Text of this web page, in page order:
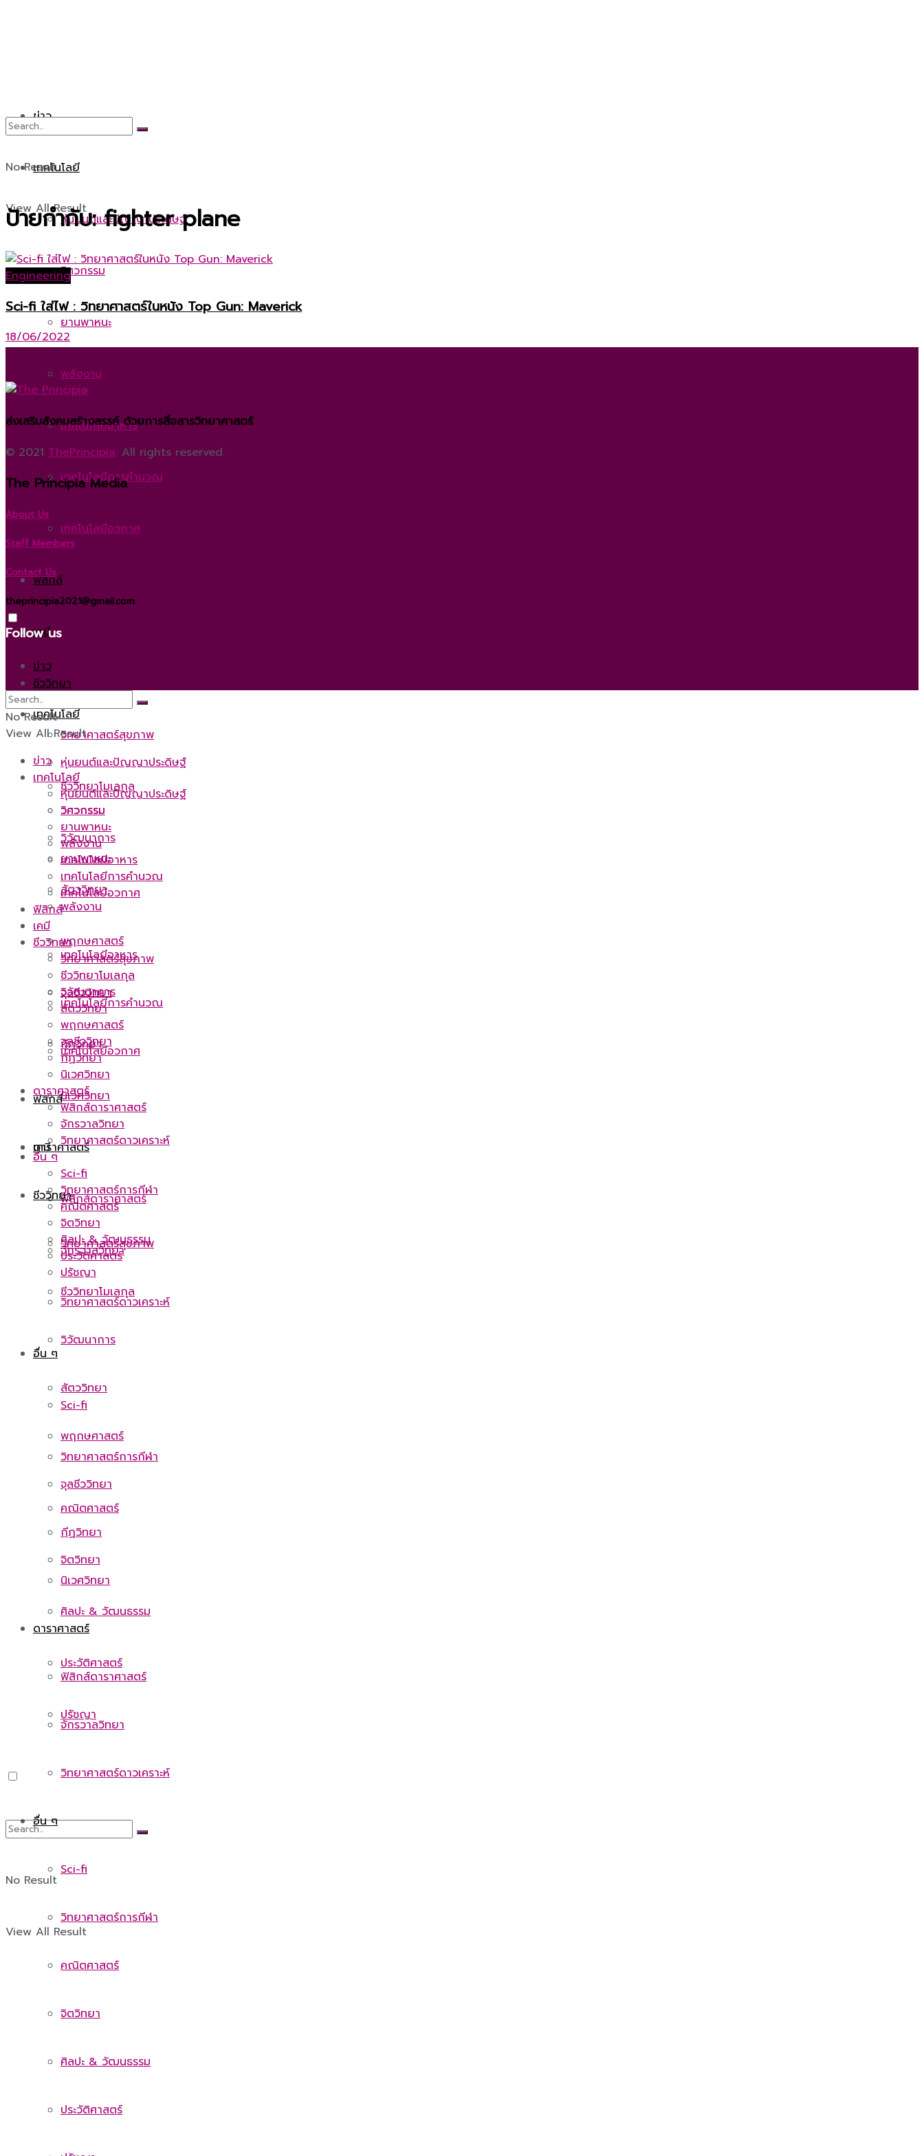
ข่าว
เทคโนโลยี
หุ่นยนต์และปัญญาประดิษฐ์
วิศวกรรม
ยานพาหนะ
พลังงาน
เทคโนโลยีอาหาร
เทคโนโลยีการคำนวณ
เทคโนโลยีอวกาศ
ฟิสิกส์
เคมี
ชีววิทยา
วิทยาศาสตร์สุขภาพ
ชีววิทยาโมเลกุล
วิวัฒนาการ
สัตววิทยา
พฤกษศาสตร์
จุลชีววิทยา
กีฏวิทยา
นิเวศวิทยา
ดาราศาสตร์
ฟิสิกส์ดาราศาสตร์
จักรวาลวิทยา
วิทยาศาสตร์ดาวเคราะห์
อื่น ๆ
Sci-fi
วิทยาศาสตร์การกีฬา
คณิตศาสตร์
จิตวิทยา
ศิลปะ & วัฒนธรรม
ประวัติศาสตร์
ปรัชญา
No Result
View All Result
ข่าว
เทคโนโลยี
หุ่นยนต์และปัญญาประดิษฐ์
วิศวกรรม
ยานพาหนะ
พลังงาน
เทคโนโลยีอาหาร
เทคโนโลยีการคำนวณ
เทคโนโลยีอวกาศ
ฟิสิกส์
เคมี
ชีววิทยา
วิทยาศาสตร์สุขภาพ
ชีววิทยาโมเลกุล
วิวัฒนาการ
สัตววิทยา
พฤกษศาสตร์
จุลชีววิทยา
กีฏวิทยา
นิเวศวิทยา
ดาราศาสตร์
ฟิสิกส์ดาราศาสตร์
จักรวาลวิทยา
วิทยาศาสตร์ดาวเคราะห์
อื่น ๆ
Sci-fi
วิทยาศาสตร์การกีฬา
คณิตศาสตร์
จิตวิทยา
ศิลปะ & วัฒนธรรม
ประวัติศาสตร์
No Result
View All Result
ป้ายกำกับ:fighter plane
Engineering
Sci-fi ใส่ไฟ : วิทยาศาสตร์ในหนัง Top Gun: Maverick
18/06/2022
ส่งเสริมสังคมสร้างสรรค์ ด้วยการสื่อสารวิทยาศาสตร์
© 2021 ThePrincipia. All rights reserved.
The Principia Media
About Us
Staff Members
Contact Us
theprincipia2021@gmail.com
Follow us
No Result
View All Result
ข่าว
เทคโนโลยี
หุ่นยนต์และปัญญาประดิษฐ์
วิศวกรรม
ยานพาหนะ
พลังงาน
เทคโนโลยีอาหาร
เทคโนโลยีการคำนวณ
เทคโนโลยีอวกาศ
ฟิสิกส์
เคมี
ชีววิทยา
วิทยาศาสตร์สุขภาพ
ชีววิทยาโมเลกุล
วิวัฒนาการ
สัตววิทยา
พฤกษศาสตร์
จุลชีววิทยา
กีฏวิทยา
นิเวศวิทยา
ดาราศาสตร์
ฟิสิกส์ดาราศาสตร์
จักรวาลวิทยา
วิทยาศาสตร์ดาวเคราะห์
อื่น ๆ
Sci-fi
วิทยาศาสตร์การกีฬา
คณิตศาสตร์
จิตวิทยา
ศิลปะ & วัฒนธรรม
ประวัติศาสตร์
ปรัชญา